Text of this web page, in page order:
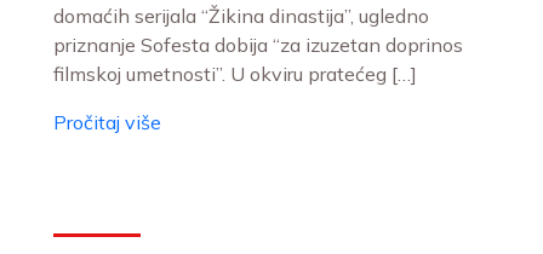
domaćih serijala “Žikina dinastija”, ugledno
priznanje Sofesta dobija “za izuzetan doprinos
filmskoj umetnosti”. U okviru pratećeg […]
Pročitaj više